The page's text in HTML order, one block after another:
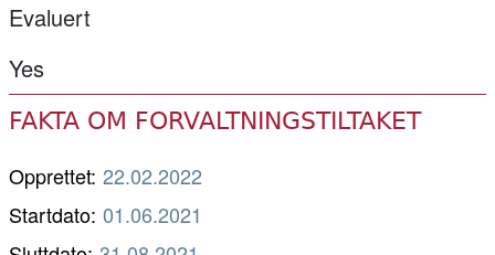
Evaluert
Yes
FAKTA OM FORVALTNINGSTILTAKET
Opprettet: 22.02.2022
Startdato: 01.06.2021